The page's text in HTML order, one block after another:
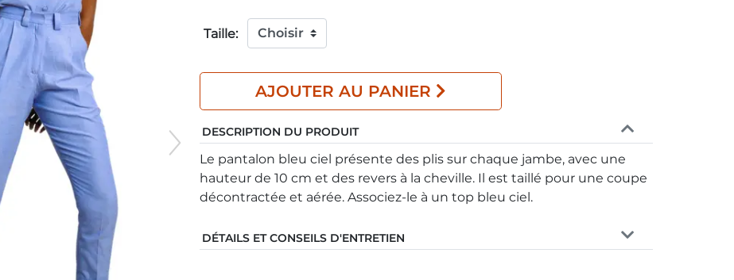
Taille:
AJOUTER AU PANIER
DESCRIPTION DU PRODUIT
Le pantalon bleu ciel présente des plis sur chaque jambe, avec une
hauteur de 10 cm et des revers à la cheville. Il est taillé pour une coupe
décontractée et aérée. Associez-le à un top bleu ciel.
DÉTAILS ET CONSEILS D'ENTRETIEN